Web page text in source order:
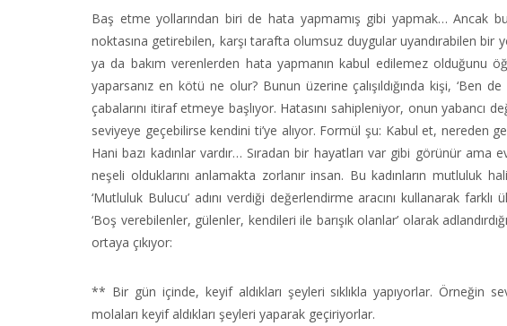
Baş etme yollarından biri de hata yapmamış gibi yapmak… Ancak
noktasına getirebilen, karşı tarafta olumsuz duygular uyandırabilen bir
ya da bakım verenlerden hata yapmanın kabul edilemez olduğunu
yaparsanız en kötü ne olur? Bunun üzerine çalışıldığında kişi, ‘Ben
çabalarını itiraf etmeye başlıyor. Hatasını sahipleniyor, onun
seviyeye geçebilirse kendini ti’ye alıyor. Formül şu: Kabul et, nereden
Hani bazı kadınlar vardır… Sıradan bir hayatları var gibi görünür
neşeli olduklarını anlamakta zorlanır insan. Bu kadınların mutluluk
‘Mutluluk Bulucu’ adını verdiği değerlendirme aracını kullanarak
‘Boş verebilenler, gülenler, kendileri ile barışık olanlar’ olarak
ortaya çıkıyor:
** Bir gün içinde, keyif aldıkları şeyleri sıklıkla yapıyorlar. Örneğin
molaları keyif aldıkları şeyleri yaparak geçiriyorlar.